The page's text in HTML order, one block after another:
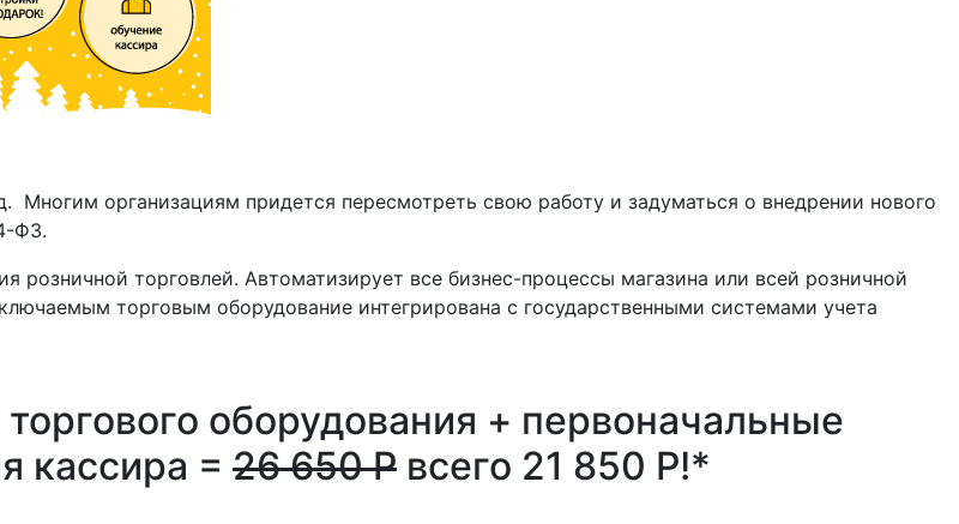
Многим организациям придется пересмотреть свою работу и задуматься о внедрении нового
ФЗ.
розничной торговлей. Автоматизирует все бизнес-процессы магазина или всей розничной
торговым оборудование интегрирована с государственными системами учета
оборудования + первоначальные
кассира = 26 650 Р всего 21 850 Р!*